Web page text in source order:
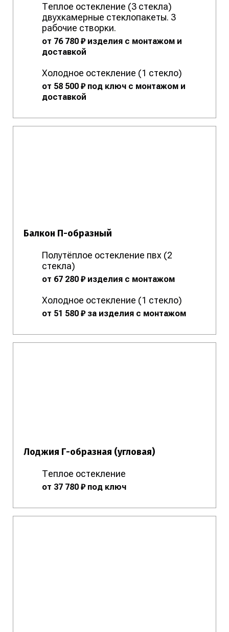
Теплое остекление (3 стекла)
двухкамерные стеклопакеты. 3
рабочие створки.
от 76 780 ₽ изделия с монтажом и
доставкой
Холодное остекление (1 стекло)
от 58 500 ₽ под ключ с монтажом и
доставкой
Балкон П-образный
Полутёплое остекление пвх (2
стекла)
от 67 280 ₽ изделия с монтажом
Холодное остекление (1 стекло)
от 51 580 ₽ за изделия с монтажом
Лоджия Г-образная (угловая)
Теплое остекление
от 37 780 ₽ под ключ